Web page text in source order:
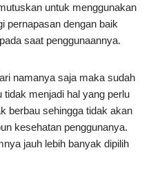
untuk menggunakan
pernapasan dengan baik
saat penggunaannya.
namanya saja maka sudah
tidak menjadi hal yang perlu
berbau sehingga tidak akan
kesehatan penggunanya.
jauh lebih banyak dipilih